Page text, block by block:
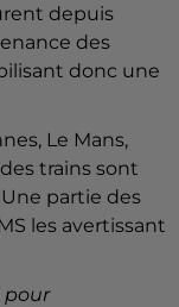
depuis
des
donc une
Le Mans,
trains sont
partie des
les avertissant
pour